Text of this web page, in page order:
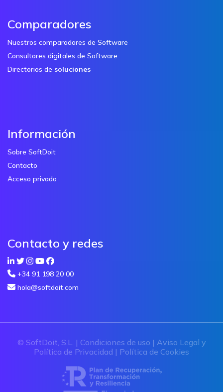
Comparadores
Nuestros comparadores de Software
Consultores digitales de Software
Directorios de soluciones
Información
Sobre SoftDoit
Contacto
Acceso privado
Contacto y redes
+34 91 198 20 00
hola@softdoit.com
© SoftDoit, S.L. | Condiciones de uso | Aviso Legal y
Política de Privacidad | Política de Cookies